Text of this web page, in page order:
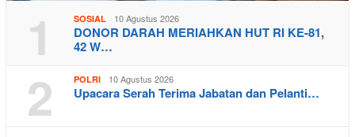
1 SOSIAL 10 Agustus 2026
DONOR DARAH MERIAHKAN HUT RI KE-81,
42 W…
2 POLRI 10 Agustus 2026
Upacara Serah Terima Jabatan dan Pelanti…